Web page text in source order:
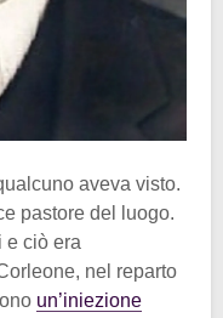
aveva visto.
pastore del luogo.
e ciò era
nel reparto
un’iniezione